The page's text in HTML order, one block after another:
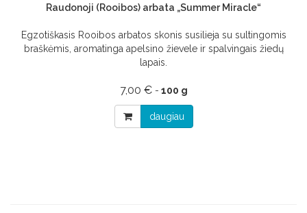
Raudonoji (Rooibos) arbata „Summer Miracle“
Egzotiškasis Rooibos arbatos skonis susilieja su sultingomis
braškėmis, aromatinga apelsino žievele ir spalvingais žiedų
lapais.
7,00 € - 100 g
daugiau